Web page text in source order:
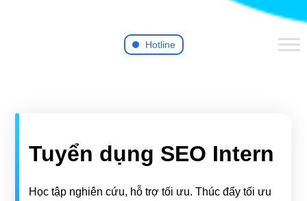
Hotline
Tuyển dụng SEO Intern
Học tập nghiên cứu, hỗ trợ tối ưu. Thúc đẩy tối ưu